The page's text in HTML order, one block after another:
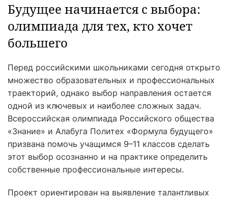
Будущее начинается с выбора:
олимпиада для тех, кто хочет
большего
Перед российскими школьниками сегодня открыто
множество образовательных и профессиональных
траекторий, однако выбор направления остается
одной из ключевых и наиболее сложных задач.
Всероссийская олимпиада Российского общества
«Знание» и Алабуга Политех «Формула будущего»
призвана помочь учащимся 9–11 классов сделать
этот выбор осознанно и на практике определить
собственные профессиональные интересы.
Проект ориентирован на выявление талантливых